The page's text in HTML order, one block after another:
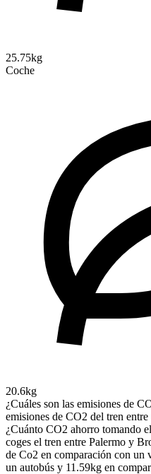
25.75kg
Coche
20.6kg
¿Cuáles son las emisiones de
emisiones de CO2 del tren
¿Cuánto CO2 ahorro tomando
coges el tren entre Palermo y
de Co2 en comparación con un
un autobús y 11.59kg en